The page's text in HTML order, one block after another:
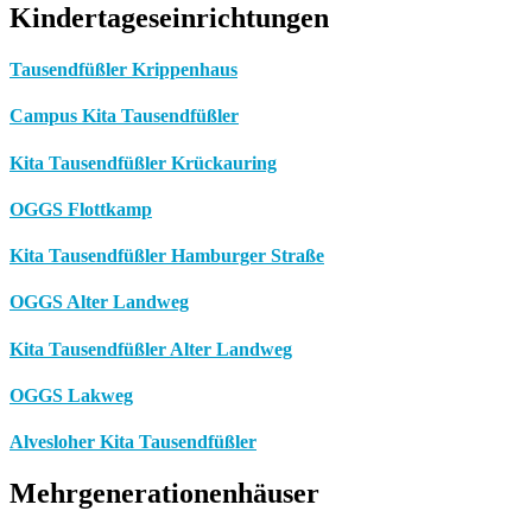
Kindertageseinrichtungen
Tausendfüßler Krippenhaus
Campus Kita Tausendfüßler
Kita Tausendfüßler Krückauring
OGGS Flottkamp
Kita Tausendfüßler Hamburger Straße
OGGS Alter Landweg
Kita Tausendfüßler Alter Landweg
OGGS Lakweg
Alvesloher Kita Tausendfüßler
Mehrgenerationenhäuser